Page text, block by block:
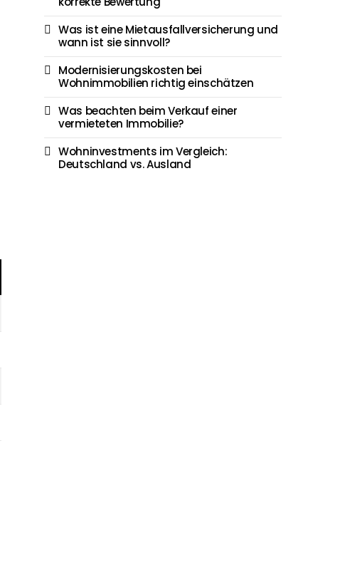
Was ist eine Mietausfallversicherung und
wann ist sie sinnvoll?
Modernisierungskosten bei
Wohnimmobilien richtig einschätzen
Was beachten beim Verkauf einer
vermieteten Immobilie?
Wohninvestments im Vergleich:
Deutschland vs. Ausland